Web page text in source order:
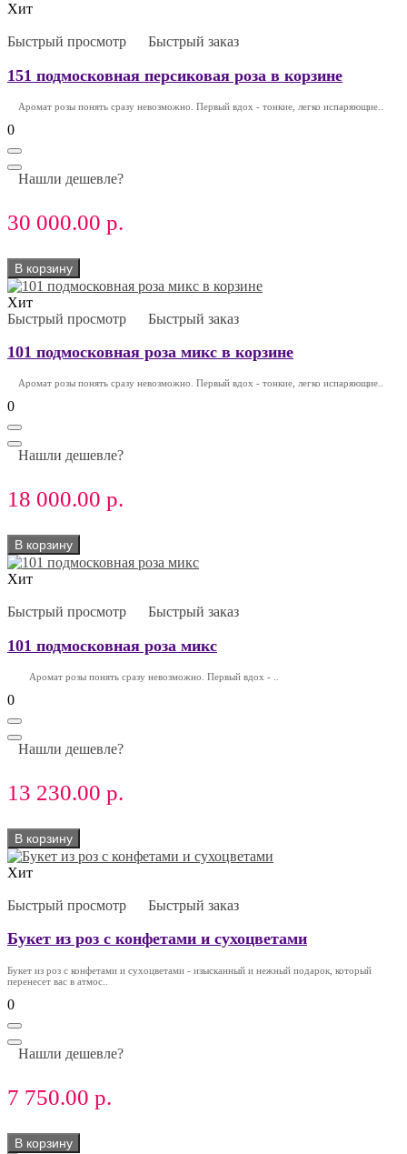
Хит
Быстрый просмотр Быстрый заказ
151 подмосковная персиковая роза в корзине
Аромат розы понять сразу невозможно. Первый вдох - тонкие, легко испаряющие..
0
Нашли дешевле?
30 000.00 р.
В корзину
Хит
Быстрый просмотр
Быстрый заказ
101 подмосковная роза микс в корзине
Аромат розы понять сразу невозможно. Первый вдох - тонкие, легко испаряющие..
0
Нашли дешевле?
18 000.00 р.
В корзину
Хит
Быстрый просмотр Быстрый заказ
101 подмосковная роза микс
Аромат розы понять сразу невозможно. Первый вдох - ..
0
Нашли дешевле?
13 230.00 р.
В корзину
Хит
Быстрый просмотр Быстрый заказ
Букет из роз с конфетами и сухоцветами
Букет из роз с конфетами и сухоцветами - изысканный и нежный подарок, который
перенесет вас в атмос..
0
Нашли дешевле?
7 750.00 р.
В корзину